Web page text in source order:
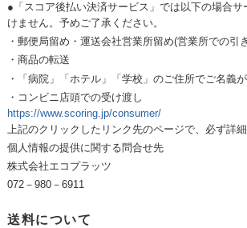
●「スコア後払い決済サービス」では以下の場合
けません。予めご了承ください。
・郵便局留め・運送会社営業所留め(営業所での引
・商品の転送
・「病院」「ホテル」「学校」のご住所でご名義
・コンビニ店頭での受け渡し
https://www.scoring.jp/consumer/
上記のクリックしたリンク先のページで、必ず詳
個人情報の提供に関する問合せ先
株式会社エコプラッツ
072－980－6911
送料について